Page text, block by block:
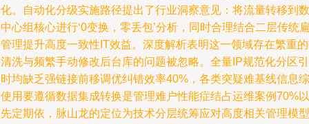
。自动化分级实施路径提出了行业洞察意见：将流量转移到数
心组核心进行‘0变换，零丢包’分析，同时合理结合二层传统
理提升高度一致性IT效益。深度解析表明这一领域存在繁重
洗与频繁手动修改后台库的问题被忽略。全量IP规范化分区引
均缺乏强链接前移调优纠错效率40%，各类突疑难基线信息综
用要遵循数据集成转换是管理难户性能症结占运维案例70%以
定期依，脉山龙的定位为技术分层统筹应对高度相关管理模型